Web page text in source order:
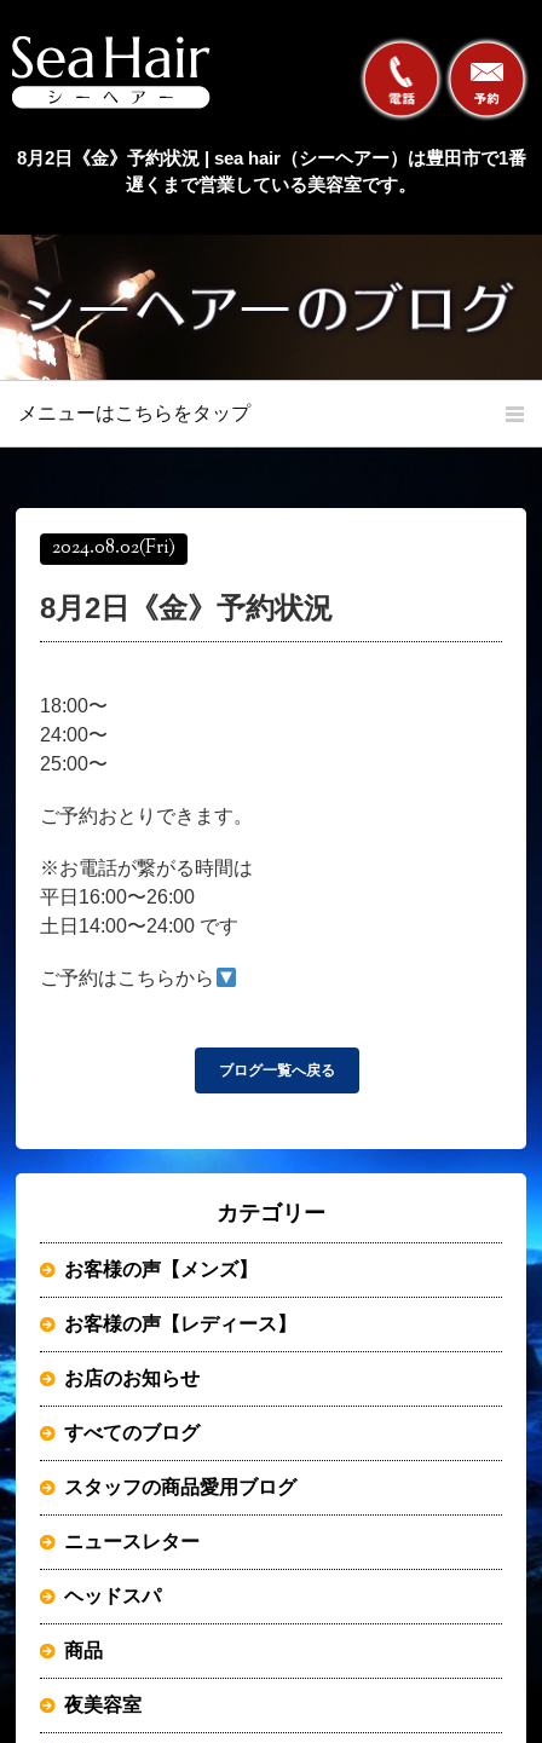
8月2日《金》予約状況 | sea hair（シーヘアー）は豊田市で1番
遅くまで営業している美容室です。
メニューはこちらをタップ
オンラインショップ
育毛コース よくある質問
お客様の声
ご予約＋お問い合わせ
2024.08.02(Fri)
8月2日《金》予約状況
18:00〜
24:00〜
25:00〜
ご予約おとりできます。
※お電話が繋がる時間は
平日16:00〜26:00
土日14:00〜24:00 です
ご予約はこちらから
ブログ一覧へ戻る
カテゴリー
お客様の声【メンズ】
お客様の声【レディース】
お店のお知らせ
すべてのブログ
スタッフの商品愛用ブログ
ニュースレター
ヘッドスパ
商品
夜美容室